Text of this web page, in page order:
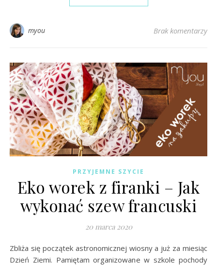
myou Brak komentarzy
PRZYJEMNE SZYCIE
Eko worek z firanki – Jak
wykonać szew francuski
20 marca 2020
Zbliża się początek astronomicznej wiosny a już za miesiąc
Dzień Ziemi. Pamiętam organizowane w szkole pochody